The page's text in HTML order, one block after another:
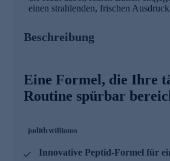
einen strahlenden, frischen
Beschreibung
Eine Formel, die Ihre
Routine spürbar
Innovative Peptid-Formel für